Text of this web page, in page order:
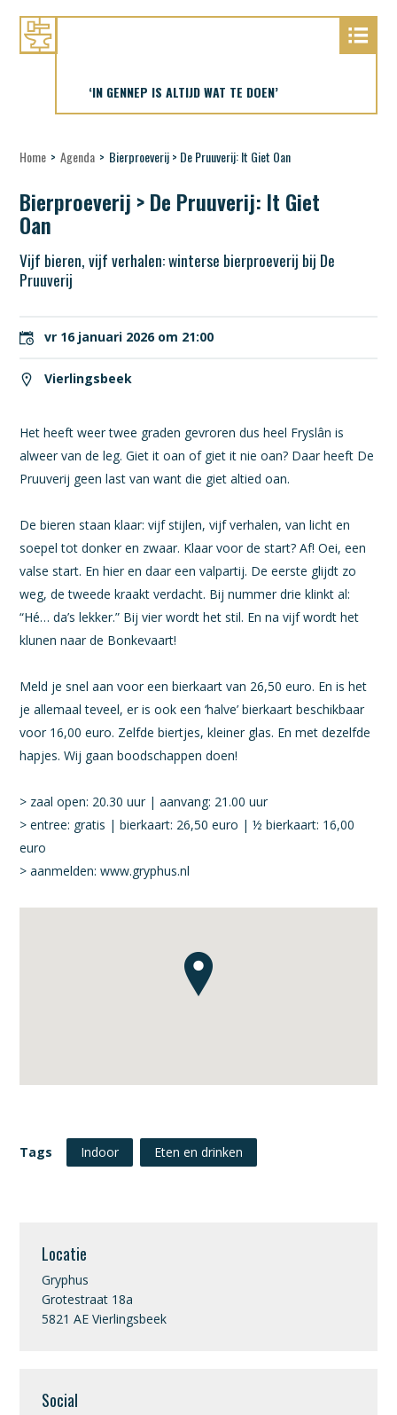
‘IN GENNEP IS ALTIJD WAT TE DOEN’
Home > Agenda > Bierproeverij > De Pruuverij: It Giet Oan
Bierproeverij > De Pruuverij: It Giet
Oan
Vijf bieren, vijf verhalen: winterse bierproeverij bij De
Pruuverij
vr 16 januari 2026 om 21:00
Vierlingsbeek
Het heeft weer twee graden gevroren dus heel Fryslân is
alweer van de leg. Giet it oan of giet it nie oan? Daar heeft De
Pruuverij geen last van want die giet altied oan.
De bieren staan klaar: vijf stijlen, vijf verhalen, van licht en
soepel tot donker en zwaar. Klaar voor de start? Af! Oei, een
valse start. En hier en daar een valpartij. De eerste glijdt zo
weg, de tweede kraakt verdacht. Bij nummer drie klinkt al:
“Hé… da’s lekker.” Bij vier wordt het stil. En na vijf wordt het
klunen naar de Bonkevaart!
Meld je snel aan voor een bierkaart van 26,50 euro. En is het
je allemaal teveel, er is ook een ‘halve’ bierkaart beschikbaar
voor 16,00 euro. Zelfde biertjes, kleiner glas. En met dezelfde
hapjes. Wij gaan boodschappen doen!
> zaal open: 20.30 uur | aanvang: 21.00 uur
> entree: gratis | bierkaart: 26,50 euro | ½ bierkaart: 16,00
euro
> aanmelden:www.gryphus.nl
Tags Indoor Eten en drinken
Locatie
Gryphus
Grotestraat 18a
5821 AE Vierlingsbeek
Social